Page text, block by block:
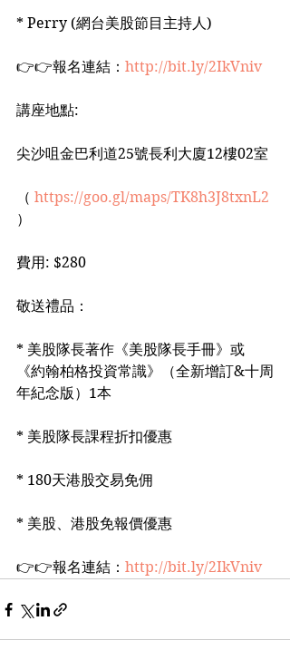
* Perry (網台美股節目主持人)
👉👉報名連結： http://bit.ly/2IkVniv
講座地點:
尖沙咀金巴利道25號長利大廈12樓02室
（ https://goo.gl/maps/TK8h3J8txnL2
）
費用: $280
敬送禮品：
* 美股隊長著作《美股隊長手冊》或
《約翰柏格投資常識》（全新增訂&十周
年紀念版）1本
* 美股隊長課程折扣優惠
* 180天港股交易免佣
* 美股、港股免報價優惠
👉👉報名連結： http://bit.ly/2IkVniv